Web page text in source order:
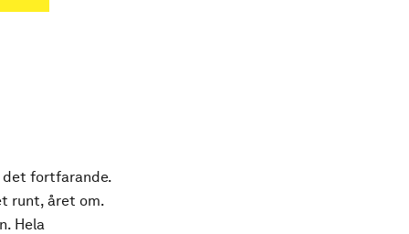
det fortfarande.
runt, året om.
Hela